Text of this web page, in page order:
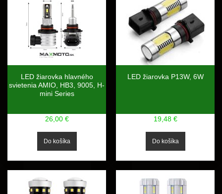
LED žiarovka hlavného
svietenia AMIO, HB3, 9005, H-
mini Series
26,00 €
LED žiarovka P13W, 6W
19,48 €